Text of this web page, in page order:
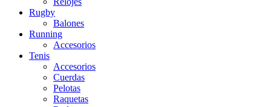
Rugby
Balones
Running
Accesorios
Tenis
Accesorios
Cuerdas
Pelotas
Raquetas